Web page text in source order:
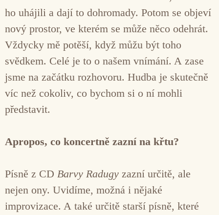
ho uhájili a dají to dohromady. Potom se objeví
nový prostor, ve kterém se může něco odehrát.
Vždycky mě potěší, když můžu být toho
svědkem. Celé je to o našem vnímání. A zase
jsme na začátku rozhovoru. Hudba je skutečně
víc než cokoliv, co bychom si o ní mohli
představit.
Apropos, co koncertně zazní na křtu?
Písně z CD Barvy Radugy zazní určitě, ale
nejen ony. Uvidíme, možná i nějaké
improvizace. A také určitě starší písně, které